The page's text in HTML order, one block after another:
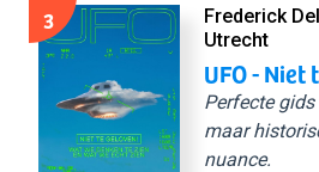
3
Frederick
Utrecht
UFO -
Perfecte
maar
nuance.